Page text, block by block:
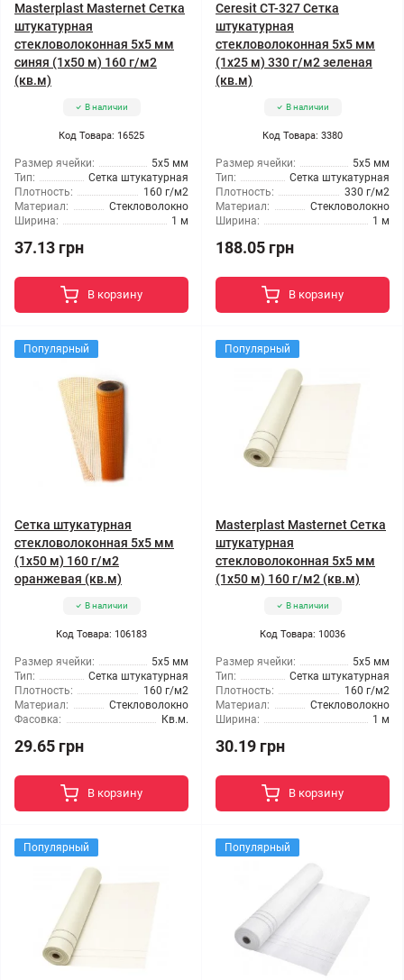
Masterplast Masternet Сетка
штукатурная
стекловолоконная 5x5 мм
синяя (1x50 м) 160 г/м2
(кв.м)
В наличии
Код Товара: 16525
Размер ячейки:
5x5 мм
Тип:
Сетка штукатурная
Плотность:
160 г/м2
Материал:
Стекловолокно
Ширина:
1 м
37.13 грн
В корзину
Ceresit CT-327 Сетка
штукатурная
стекловолоконная 5x5 мм
(1x25 м) 330 г/м2 зеленая
(кв.м)
В наличии
Код Товара: 3380
Размер ячейки:
5x5 мм
Тип:
Сетка штукатурная
Плотность:
330 г/м2
Материал:
Стекловолокно
Ширина:
1 м
188.05 грн
В корзину
Популярный
Сетка штукатурная
стекловолоконная 5x5 мм
(1x50 м) 160 г/м2
оранжевая (кв.м)
В наличии
Код Товара: 106183
Размер ячейки:
5x5 мм
Тип:
Сетка штукатурная
Плотность:
160 г/м2
Материал:
Стекловолокно
Фасовка:
Кв.м.
29.65 грн
В корзину
Популярный
Masterplast Masternet Сетка
штукатурная
стекловолоконная 5x5 мм
(1x50 м) 160 г/м2 (кв.м)
В наличии
Код Товара: 10036
Размер ячейки:
5x5 мм
Тип:
Сетка штукатурная
Плотность:
160 г/м2
Материал:
Стекловолокно
Ширина:
1 м
30.19 грн
В корзину
Популярный Популярный